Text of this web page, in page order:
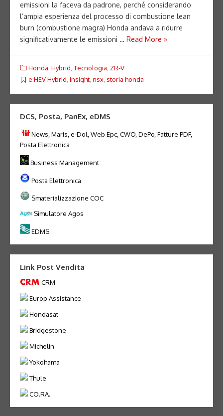
emissioni la faceva da padrone, perché considerando
l’ampia esperienza del processo di combustione lean
burn (combustione magra) Honda andava a ridurre
significativamente le emissioni … Read More »
Honda Hybrid Tecnologia ZR-V
e:HEV Hybrid, Insight, nsx, storia honda
DCS, Posta, PanEx, eDMS
News, Maris, e-Dol, Web Epc, CWO, DePo, Fatture PDF,
Posta Elettronica
Business Management
Posta Elettronica
Smaterializzazione COC
Simulatore Agos
EDMS
Link Post Vendita
CRM
Europ Assistance
Hondasat
Bridgestone
Michelin
Yokohama
Thule
CO.RA.